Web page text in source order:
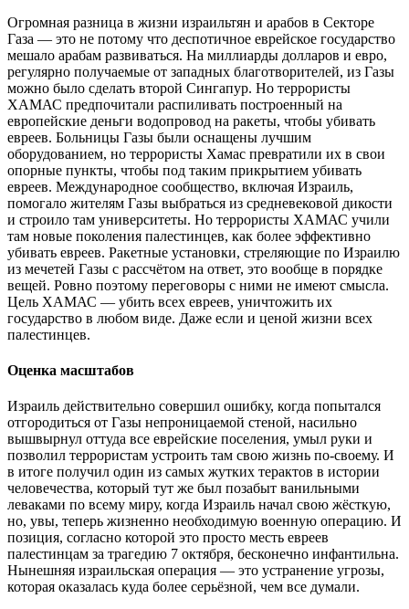
Огромная разница в жизни израильтян и арабов в Секторе
Газа — это не потому что деспотичное еврейское государство
мешало арабам развиваться. На миллиарды долларов и евро,
регулярно получаемые от западных благотворителей, из Газы
можно было сделать второй Сингапур. Но террористы
ХАМАС предпочитали распиливать построенный на
европейские деньги водопровод на ракеты, чтобы убивать
евреев. Больницы Газы были оснащены лучшим
оборудованием, но террористы Хамас превратили их в свои
опорные пункты, чтобы под таким прикрытием убивать
евреев. Международное сообщество, включая Израиль,
помогало жителям Газы выбраться из средневековой дикости
и строило там университеты. Но террористы ХАМАС учили
там новые поколения палестинцев, как более эффективно
убивать евреев. Ракетные установки, стреляющие по Израилю
из мечетей Газы с рассчётом на ответ, это вообще в порядке
вещей. Ровно поэтому переговоры с ними не имеют смысла.
Цель ХАМАС — убить всех евреев, уничтожить их
государство в любом виде. Даже если и ценой жизни всех
палестинцев.
Оценка масштабов
Израиль действительно совершил ошибку, когда попытался
отгородиться от Газы непроницаемой стеной, насильно
вышвырнул оттуда все еврейские поселения, умыл руки и
позволил террористам устроить там свою жизнь по-своему. И
в итоге получил один из самых жутких терактов в истории
человечества, который тут же был позабыт ванильными
леваками по всему миру, когда Израиль начал свою жёсткую,
но, увы, теперь жизненно необходимую военную операцию. И
позиция, согласно которой это просто месть евреев
палестинцам за трагедию 7 октября, бесконечно инфантильна.
Нынешняя израильская операция — это устранение угрозы,
которая оказалась куда более серьёзной, чем все думали.